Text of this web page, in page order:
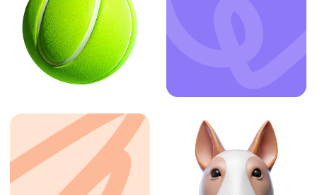
ЗАКАЗАТЬ УСЛУГУ